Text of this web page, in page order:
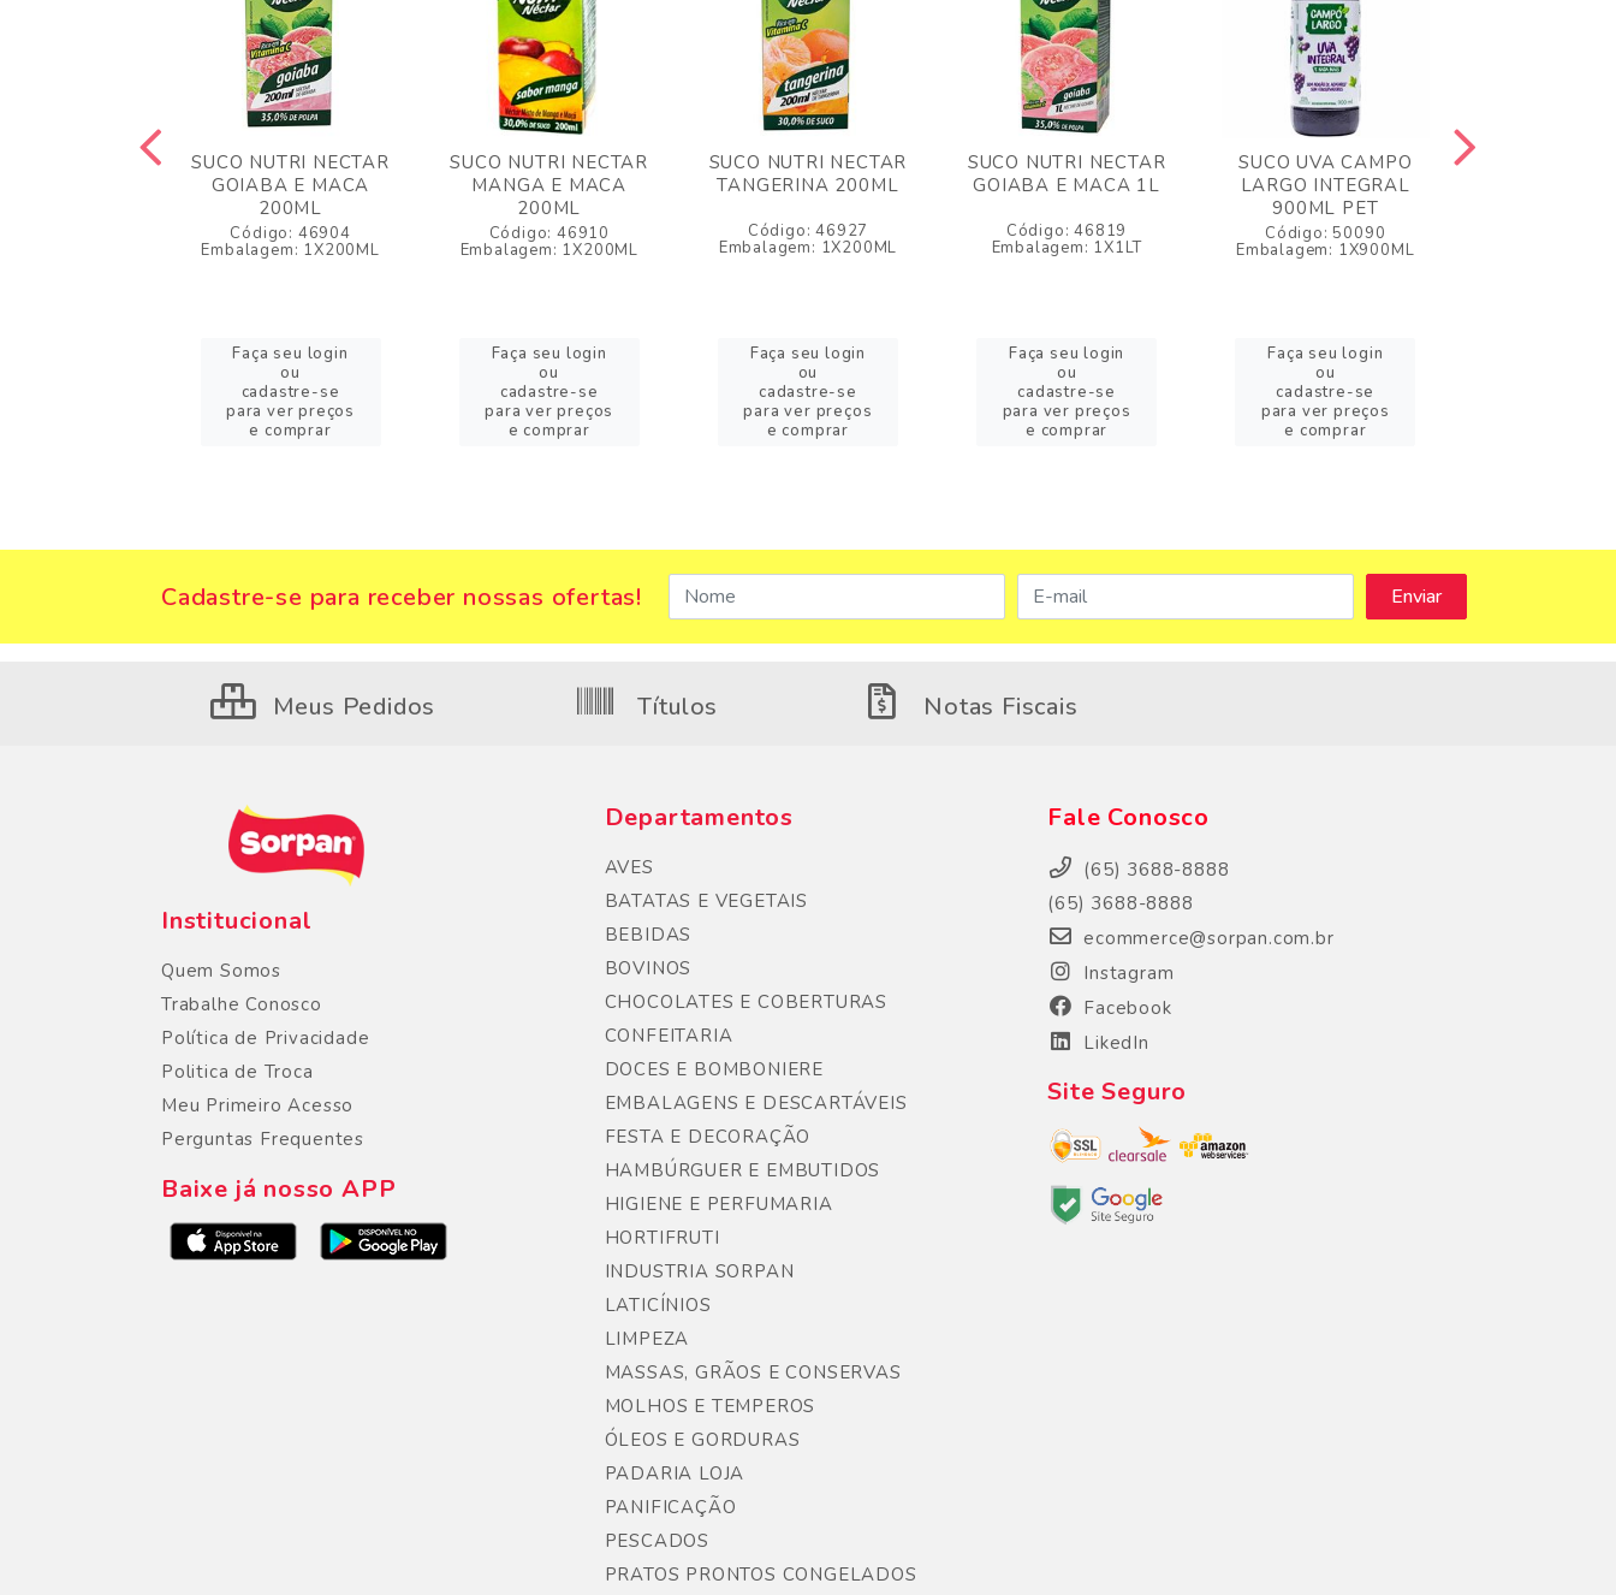
SUCO NUTRI NECTAR
GOIABA E MACA
200ML
Código: 46904
Embalagem: 1X200ML
Faça seu login
ou
cadastre-se
para ver preços
e comprar
SUCO NUTRI NECTAR
MANGA E MACA
200ML
Código: 46910
Embalagem: 1X200ML
Faça seu login
ou
cadastre-se
para ver preços
e comprar
SUCO NUTRI NECTAR
TANGERINA 200ML
Código: 46927
Embalagem: 1X200ML
Faça seu login
ou
cadastre-se
para ver preços
e comprar
SUCO NUTRI NECTAR
GOIABA E MACA 1L
Código: 46819
Embalagem: 1X1LT
Faça seu login
ou
cadastre-se
para ver preços
e comprar
SUCO UVA CAMPO
LARGO INTEGRAL
900ML PET
Código: 50090
Embalagem: 1X900ML
Faça seu login
ou
cadastre-se
para ver preços
e comprar
Cadastre-se para receber nossas ofertas!
Meus Pedidos Títulos Notas Fiscais
Institucional
Quem Somos
Trabalhe Conosco
Política de Privacidade
Politica de Troca
Meu Primeiro Acesso
Perguntas Frequentes
Baixe já nosso APP
Departamentos
AVES
BATATAS E VEGETAIS
BEBIDAS
BOVINOS
CHOCOLATES E COBERTURAS
CONFEITARIA
DOCES E BOMBONIERE
EMBALAGENS E DESCARTÁVEIS
FESTA E DECORAÇÃO
HAMBÚRGUER E EMBUTIDOS
HIGIENE E PERFUMARIA
HORTIFRUTI
INDUSTRIA SORPAN
LATICÍNIOS
LIMPEZA
MASSAS, GRÃOS E CONSERVAS
MOLHOS E TEMPEROS
ÓLEOS E GORDURAS
PADARIA LOJA
PANIFICAÇÃO
PESCADOS
PRATOS PRONTOS CONGELADOS
Fale Conosco
(65) 3688-8888
(65) 3688-8888
ecommerce@sorpan.com.br
Instagram
Facebook
LikedIn
Site Seguro